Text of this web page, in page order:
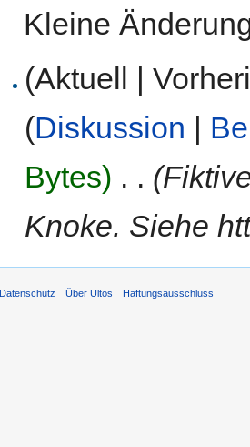
Kleine
(Aktuell |
(Diskussion |
Bytes) . .
Knoke. Siehe
Datenschutz Über Ultos Haftungsausschluss